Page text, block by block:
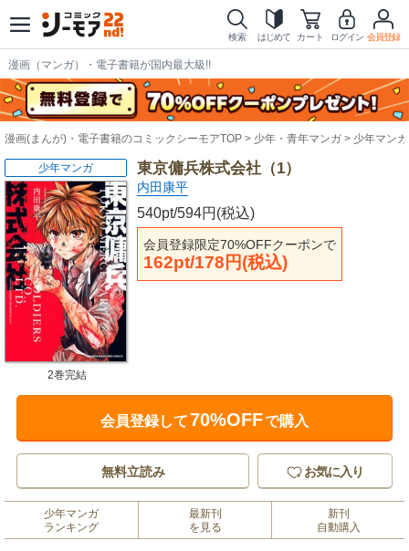
検索 はじめて カート ログイン 会員登録
漫画（マンガ）・電子書籍が国内最大級!!
漫画(まんが)・電子書籍のコミックシーモアTOP 少年・青年マンガ 少年マンガ
東京傭兵株式会社（1）
内田康平
540pt/594円(税込)
会員登録限定70%OFFクーポンで
162pt/178円(税込)
少年マンガ
2巻完結
会員登録して70%OFFで購入
無料立読み お気に入り
少年マンガ
ランキング
最新刊
を見る
新刊
自動購入